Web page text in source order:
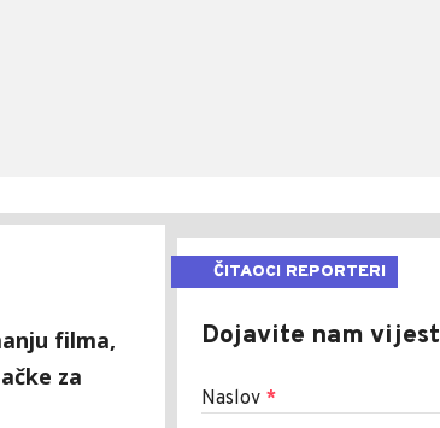
filma,
za
ČITAOCI REPORTERI
Dojavite nam vijest
Naslov *